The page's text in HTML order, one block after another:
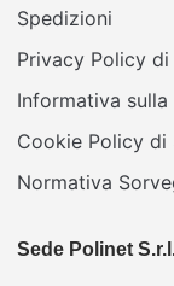
Spedizioni
Privacy Policy di
Informativa
Cookie Policy di
Normativa
Sede Polinet